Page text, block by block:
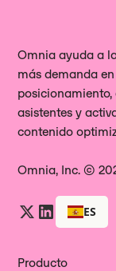
Omnia ayuda a
más demanda
posicionamiento,
asistentes y
contenido
Omnia, Inc. ©
ES
Producto